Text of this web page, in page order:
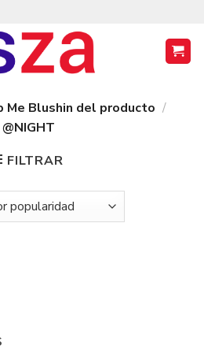
Me Blushin del producto /
@NIGHT
FILTRAR